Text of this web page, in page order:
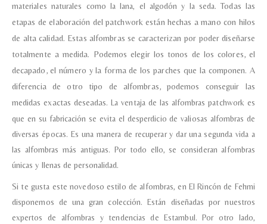
materiales naturales como la lana, el algodón y la seda.Todas las
etapas de elaboración del patchwork están hechas a mano con hilos
de alta calidad. Estas alfombras se caracterizan por poder diseñarse
totalmente a medida. Podemos elegir los tonos de los colores, el
decapado, el número y la forma de los parches que la componen. A
diferencia de otro tipo de alfombras, podemos conseguir las
medidas exactas deseadas.La ventaja de las alfombras patchwork es
que en su fabricación se evita el desperdicio de valiosas alfombras de
diversas épocas. Es una manera de recuperar y dar una segunda vida a
las alfombras más antiguas. Por todo ello, se consideran alfombras
únicas y llenas de personalidad.
Si te gusta este novedoso estilo de alfombras, en El Rincón de Fehmi
disponemos de una gran colección. Están diseñadas por nuestros
expertos de alfombras y tendencias de Estambul. Por otro lado,